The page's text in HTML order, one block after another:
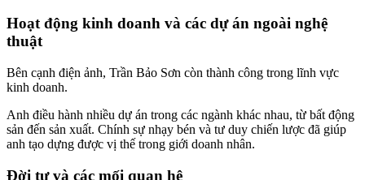
Hoạt động kinh doanh và các dự án ngoài nghệ
thuật
Bên cạnh điện ảnh, Trần Bảo Sơn còn thành công trong lĩnh vực
kinh doanh.
Anh điều hành nhiều dự án trong các ngành khác nhau, từ bất động
sản đến sản xuất. Chính sự nhạy bén và tư duy chiến lược đã giúp
anh tạo dựng được vị thế trong giới doanh nhân.
Đời tư và các mối quan hệ